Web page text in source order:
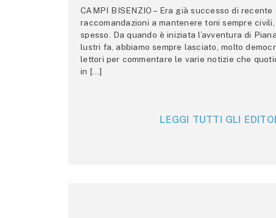
CAMPI BISENZIO – Era già successo di
raccomandazioni a mantenere toni sempre
spesso. Da quando è iniziata l’avventura di
lustri fa, abbiamo sempre lasciato, molto
lettori per commentare le varie notizie che
in […]
LEGGI TUTTI GLI